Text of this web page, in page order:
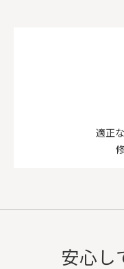
適正
安心し